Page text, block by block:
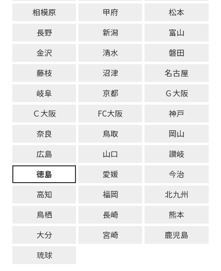
相模原
甲府
松本
長野
新潟
富山
金沢
清水
磐田
藤枝
沼津
名古屋
岐阜
京都
Ｇ大阪
Ｃ大阪
FC大阪
神戸
奈良
鳥取
岡山
広島
山口
讃岐
徳島
愛媛
今治
高知
福岡
北九州
鳥栖
長崎
熊本
大分
宮崎
鹿児島
琉球